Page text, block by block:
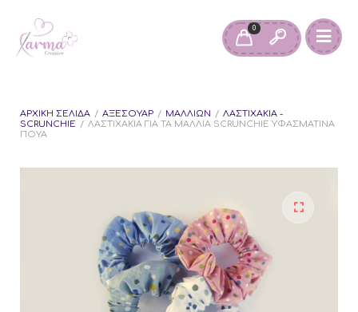
0
ΑΡΧΙΚΉ ΣΕΛΊΔΑ / ΑΞΕΣΟΥΆΡ / ΜΑΛΛΙΏΝ / ΛΑΣΤΙΧΆΚΙΑ -
SCRUNCHIE / ΛΑΣΤΙΧΆΚΙΑ ΓΙΑ ΤΑ ΜΑΛΛΙΆ SCRUNCHIE ΥΦΑΣΜΆΤΙΝΑ
ΠΟΥΆ